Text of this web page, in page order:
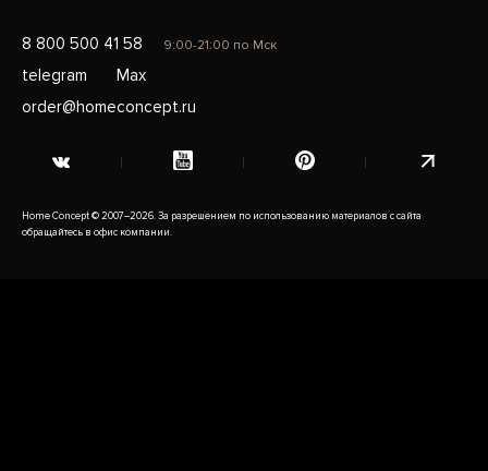
8 800 500 41 58 9:00-21:00 по Мск
telegram
Max
order@homeconcept.ru
Home Concept © 2007–2026. За разрешением по использованию материалов с сайта
обращайтесь в офис компании.